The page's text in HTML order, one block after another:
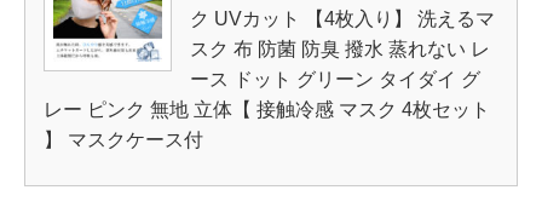
ク UVカット 【4枚入り】 洗えるマ
スク 布 防菌 防臭 撥水 蒸れない レ
ース ドット グリーン タイダイ グ
レー ピンク 無地 立体【 接触冷感 マスク 4枚セット
】 マスクケース付